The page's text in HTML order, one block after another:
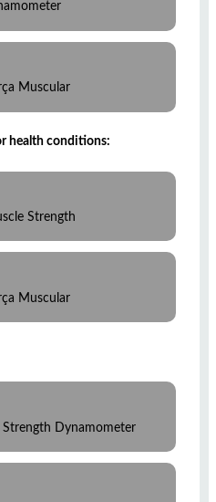
Muscular
health conditions:
Strength
Muscular
Strength Dynamometer